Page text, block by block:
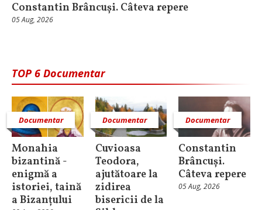
Constantin Brâncuși. Câteva repere
05 Aug, 2026
TOP 6 Documentar
Documentar
Monahia
bizantină -
enigmă a
istoriei, taină
a Bizanțului
Documentar
Cuvioasa
Teodora,
ajutătoare la
zidirea
bisericii de la
Documentar
Constantin
Brâncuși.
Câteva repere
05 Aug, 2026